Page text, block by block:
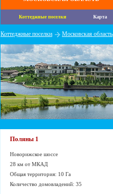
Коттеджные поселки Карта
Коттеджные поселки Московская область
Поляны 1
Новорижское шоссе
28 км от МКАД
Общая территория: 10 Га
Количество домовладений: 35